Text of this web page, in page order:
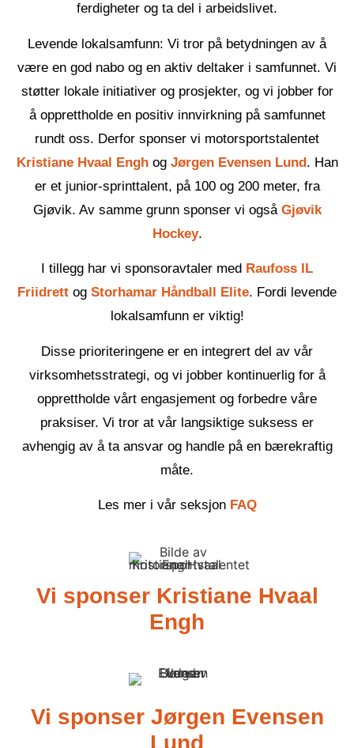
ferdigheter og ta del i arbeidslivet.
Levende lokalsamfunn: Vi tror på betydningen av å
være en god nabo og en aktiv deltaker i samfunnet. Vi
støtter lokale initiativer og prosjekter, og vi jobber for
å opprettholde en positiv innvirkning på samfunnet
rundt oss. Derfor sponser vi motorsportstalentet
Kristiane Hvaal Enghog Jørgen Evensen Lund. Han
er et junior-sprinttalent, på 100 og 200 meter, fra
Gjøvik. Av samme grunn sponser vi også Gjøvik
Hockey.
I tillegg har vi sponsoravtaler med Raufoss IL
Friidrett og Storhamar Håndball Elite. Fordi levende
lokalsamfunn er viktig!
Disse prioriteringene er en integrert del av vår
virksomhetsstrategi, og vi jobber kontinuerlig for å
opprettholde vårt engasjement og forbedre våre
praksiser. Vi tror at vår langsiktige suksess er
avhengig av å ta ansvar og handle på en bærekraftig
måte.
Les mer i vår seksjon FAQ
Vi sponser Kristiane Hvaal
Engh
Vi sponser Jørgen Evensen